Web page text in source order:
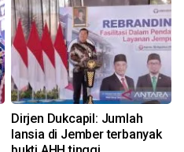
Dirjen Dukcapil: Jumlah
lansia di Jember terbanyak